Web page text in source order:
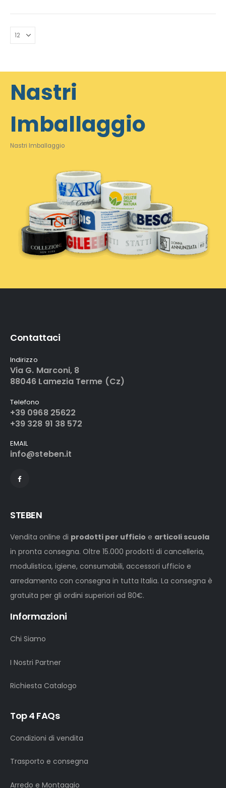
Nastri
Imballaggio
Nastri Imballaggio
Contattaci
Indirizzo
Via G. Marconi, 8
88046 Lamezia Terme (Cz)
Telefono
+39 0968 25622
+39 328 91 38 572
EMAIL
info@steben.it
STEBEN
Vendita online di prodotti per ufficio e articoli scuola
in pronta consegna. Oltre 15.000 prodotti di cancelleria,
modulistica, igiene, consumabili, accessori ufficio e
arredamento con consegna in tutta Italia. La consegna è
gratuita per gli ordini superiori ad 80€.
Informazioni
Chi Siamo
I Nostri Partner
Richiesta Catalogo
Top 4 FAQs
Condizioni di vendita
Trasporto e consegna
Arredo e Montaggio